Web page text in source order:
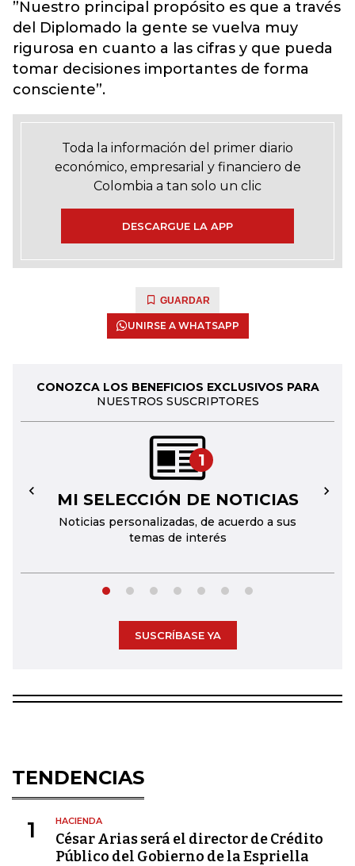
”Nuestro principal propósito es que a través
del Diplomado la gente se vuelva muy
rigurosa en cuanto a las cifras y que pueda
tomar decisiones importantes de forma
consciente”.
Toda la información del primer diario
económico, empresarial y financiero de
Colombia a tan solo un clic
DESCARGUE LA APP
GUARDAR
UNIRSE A WHATSAPP
CONOZCA LOS BENEFICIOS EXCLUSIVOS PARA
NUESTROS SUSCRIPTORES
1
MI SELECCIÓN DE NOTICIAS
Noticias personalizadas, de acuerdo a sus
temas de interés
← →
SUSCRÍBASE YA
TENDENCIAS
1 HACIENDA
César Arias será el director de Crédito
Público del Gobierno de la Espriella